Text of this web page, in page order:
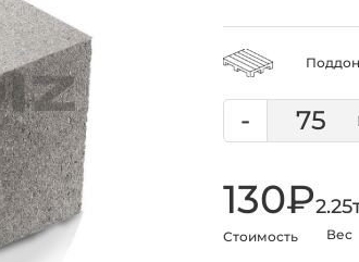
-
130₽
Стоимость
2.25
Вес